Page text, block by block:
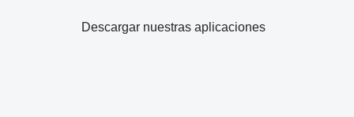
Descargar nuestras aplicaciones